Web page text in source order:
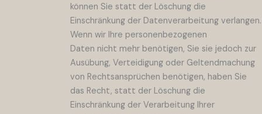
können Sie statt der Löschung die
Einschränkung der Datenverarbeitung verlangen.
Wenn wir Ihre personenbezogenen
Daten nicht mehr benötigen, Sie sie jedoch zur
Ausübung, Verteidigung oder Geltendmachung
von Rechtsansprüchen benötigen, haben Sie
das Recht, statt der Löschung die
Einschränkung der Verarbeitung Ihrer